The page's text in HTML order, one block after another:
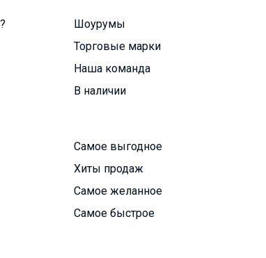
Шоурумы
Торговые марки
Наша команда
В наличии
Самое выгодное
Хиты продаж
Самое желанное
Самое быстрое